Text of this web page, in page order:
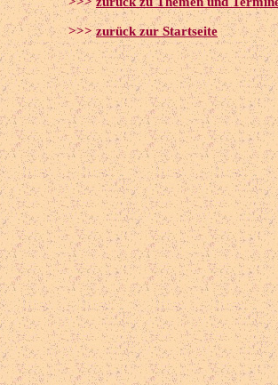
>>>zurück zur Startseite